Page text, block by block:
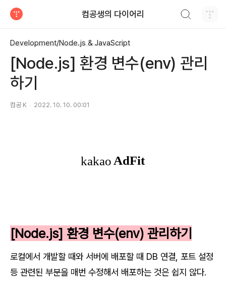
컴공생의 다이어리
Development/Node.js & JavaScript
[Node.js] 환경 변수(env) 관리
하기
컴공 K 2022. 10. 10. 00:01
[Node.js] 환경 변수(env) 관리하기
로컬에서 개발할 때와 서버에 배포할 때 DB 연결, 포트 설정
등 관련된 부분을 매번 수정해서 배포하는 것은 쉽지 않다.